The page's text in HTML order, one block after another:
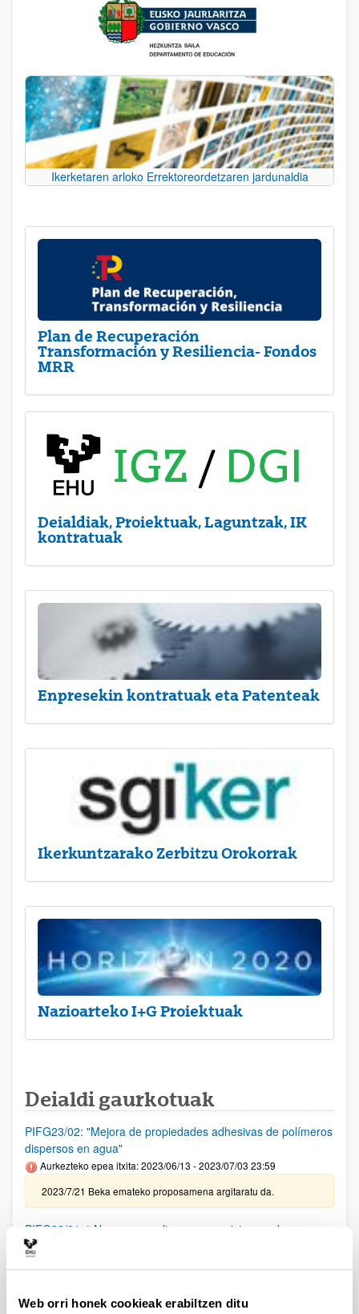
Web orri honek cookieak erabiltzen ditu
Ikerketaren arloko Errektoreordetzaren jardunaldia
Plan de Recuperación
Transformación y Resiliencia- Fondos
MRR
Deialdiak, Proiektuak, Laguntzak, IK
kontratuak
Enpresekin kontratuak eta Patenteak
Ikerkuntzarako Zerbitzu Orokorrak
Nazioarteko I+G Proiektuak
Deialdi gaurkotuak
PIFG23/02: "Mejora de propiedades adhesivas de polímeros
dispersos en agua"
Aurkezteko epea itxita: 2023/06/13 - 2023/07/03 23:59
2023/7/21 Beka emateko proposamena argitaratu da.
PIFG23/01: “ Nuevos paradigmas para sistemas de
comunicación basados en herramientas de inteligencia
artificial”
2023/07/19 Beka emateko proposamena argitaratu da.